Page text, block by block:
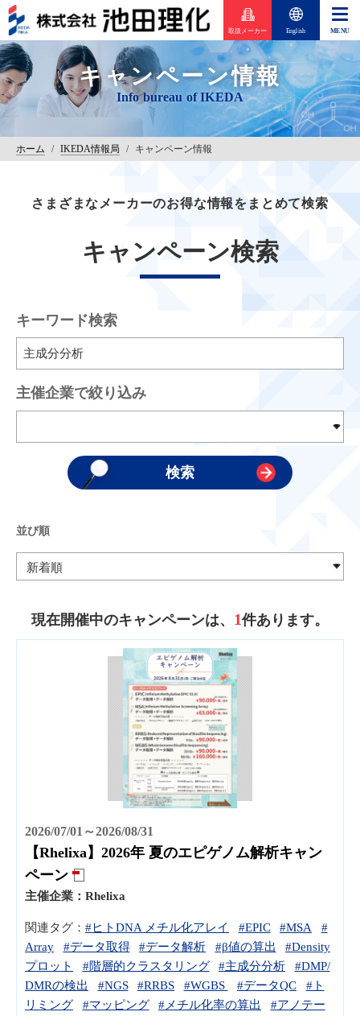
取扱メーカー English
キャンペーン情報
ホーム / IKEDA情報局 / キャンペーン情報
さまざまなメーカーのお得な情報をまとめて検索
キャンペーン検索
キーワード検索
主催企業で絞り込み
並び順
現在開催中のキャンペーンは、 1件あります。
2026/07/01～2026/08/31
【Rhelixa】2026年 夏のエピゲノム解析キャン
ペーン
主催企業： Rhelixa
関連タグ： #ヒトDNA メチル化アレイ #EPIC #MSA
#
Array
#データ取得 #データ解析 #β値の算出
#Density
プロット
#階層的クラスタリング #主成分分析
#DMP/
DMRの検出
#NGS #RRBS #WGBS #データQC
#ト
リミング
#マッピング #メチル化率の算出
#アノテー